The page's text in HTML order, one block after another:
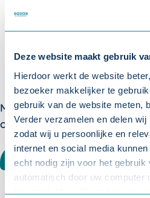
Deze website maakt gebruik
Hierdoor werkt de website
bezoeker makkelijker te
gebruik van de website meten,
Verder verzamelen en delen
zodat wij u persoonlijke en
internet en social media
echt nodig zijn voor het gebruik
automatisch door uw computer
bewaard. Voor alle andere
Meer weten over verzuim?
onze nieuwsbrieven: